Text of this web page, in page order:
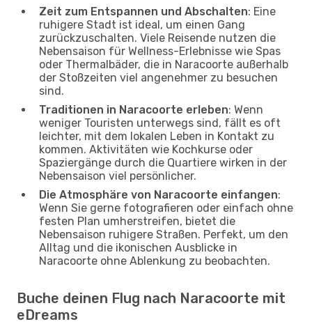
Zeit zum Entspannen und Abschalten: Eine
ruhigere Stadt ist ideal, um einen Gang
zurückzuschalten. Viele Reisende nutzen die
Nebensaison für Wellness-Erlebnisse wie Spas
oder Thermalbäder, die in Naracoorte außerhalb
der Stoßzeiten viel angenehmer zu besuchen
sind.
Traditionen in Naracoorte erleben: Wenn
weniger Touristen unterwegs sind, fällt es oft
leichter, mit dem lokalen Leben in Kontakt zu
kommen. Aktivitäten wie Kochkurse oder
Spaziergänge durch die Quartiere wirken in der
Nebensaison viel persönlicher.
Die Atmosphäre von Naracoorte einfangen:
Wenn Sie gerne fotografieren oder einfach ohne
festen Plan umherstreifen, bietet die
Nebensaison ruhigere Straßen. Perfekt, um den
Alltag und die ikonischen Ausblicke in
Naracoorte ohne Ablenkung zu beobachten.
Buche deinen Flug nach Naracoorte mit
eDreams